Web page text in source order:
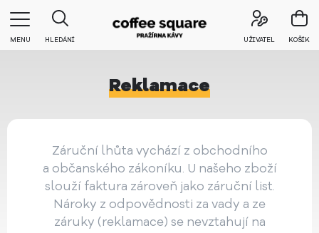
MENU HLEDÁNÍ UŽIVATEL KOŠÍK
Reklamace
Záruční lhůta vychází z obchodního
a občanského zákoníku. U našeho zboží
slouží faktura zároveň jako záruční list.
Nároky z odpovědnosti za vady a ze
záruky (reklamace) se nevztahují na